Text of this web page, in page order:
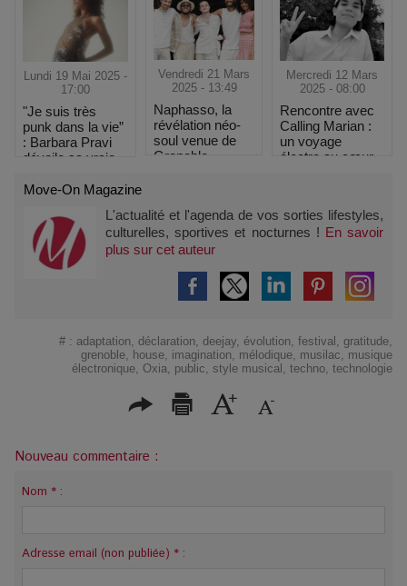
Lundi 19 Mai 2025 -
17:00
"Je suis très
punk dans la vie”
: Barbara Pravi
dévoile sa vraie
Printemps de
Vendredi 21 Mars
2025 - 13:49
Naphasso, la
révélation néo-
soul venue de
Grenoble
Mercredi 12 Mars
2025 - 08:00
Rencontre avec
Calling Marian :
un voyage
électro au cœur
Move-On Magazine
L'actualité et l'agenda de vos sorties lifestyles,
culturelles, sportives et nocturnes ! En savoir
plus sur cet auteur
# : adaptation, déclaration, deejay, évolution, festival , gratitude,
grenoble, house, imagination, mélodique, musilac, musique
électronique, Oxia, public, style musical , techno, technologie
Nouveau commentaire :
Nom * :
Adresse email (non publiée) * :